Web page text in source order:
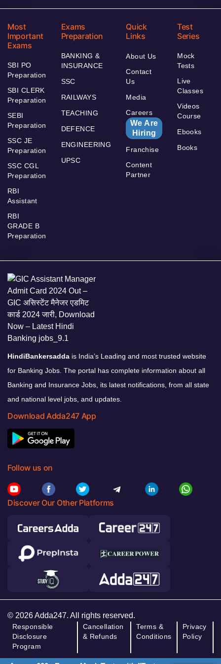
Most
Important
Exams
SBI PO
Preparation
SBI CLERK
Preparation
SEBI
Preparation
SSC JE
Preparation
SSC CGL
Preparation
RBI
Assistant
RBI
GRADE B
Preparation
Exams
Preparation
BANKING &
INSURANCE
SSC
RAILWAYS
TEACHING
DEFENCE
ENGINEERING
UPSC
Quick
Links
About Us
Contact
Us
Media
Careers
We Are
Hiring
Franchise
Content
Partner
Test
Series
Mock
Tests
Live
Classes
Videos
Course
Ebooks
Books
HindiBankersadda is India’s Leading and most trusted website
for Banking Jobs. The portal has complete information about all
Banking and Insurance Jobs, its latest notifications, from all state
and national level jobs, and updates.
Download Adda247 App
Follow us on
Discover Our Other Platforms
© 2026 Adda247. All rights reserved.
Responsible
Disclosure
Program
Cancellation
& Refunds
Terms &
Conditions
Privacy
Policy